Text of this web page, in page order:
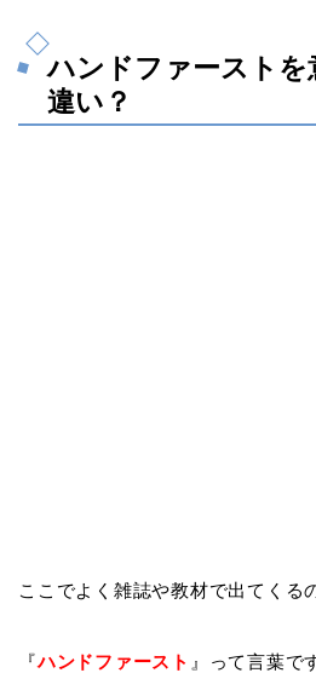
ハンドファーストを
違い？
ここでよく雑誌や教材で出てくる
『ハンドファースト 』って言葉で